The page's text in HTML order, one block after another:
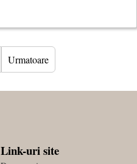
Urmatoare
Link-uri site